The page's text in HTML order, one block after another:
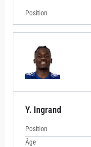
Position
Y. Ingrand
Position
Âge